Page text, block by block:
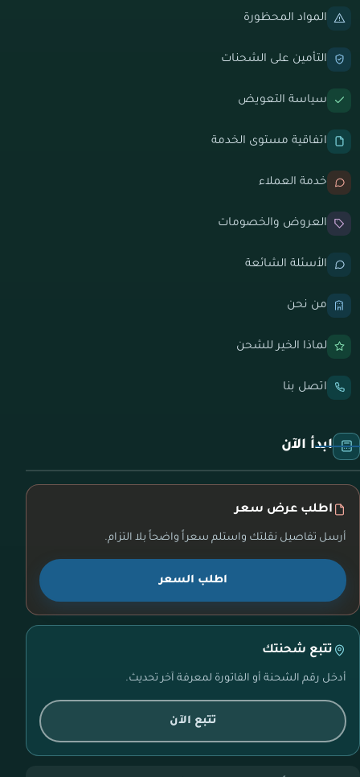
المواد المحظورة
التأمين على الشحنات
سياسة التعويض
اتفاقية مستوى الخدمة
خدمة العملاء
العروض والخصومات
الأسئلة الشائعة
من نحن
لماذا الخير للشحن
اتصل بنا
ابدأ الآن
اطلب عرض سعر
أرسل تفاصيل نقلتك واستلم سعراً واضحاً بلا التزام.
اطلب السعر
تتبع شحنتك
أدخل رقم الشحنة أو الفاتورة لمعرفة آخر تحديث.
تتبع الآن